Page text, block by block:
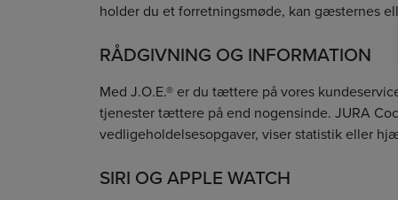
holder du et forretningsmøde, kan gæsternes
RÅDGIVNING OG INFORMATION
Med J.O.E.® er du tættere på vores
tjenester tættere på end nogensinde. JURA
vedligeholdelsesopgaver, viser statistik eller
SIRI OG APPLE WATCH